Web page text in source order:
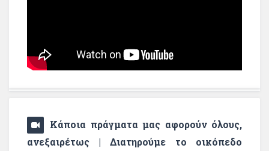
Κάποια πράγματα μας αφορούν όλους,
ανεξαιρέτως | Διατηρούμε το οικόπεδο